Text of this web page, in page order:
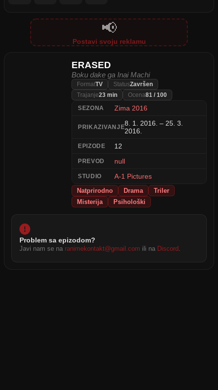
ERASED
Boku dake ga Inai Machi
FormatTV StatusZavršen
Trajanje23 min Ocena81 / 100
SEZONA Zima 2016
PRIKAZIVANJE8. 1. 2016. – 25. 3.
2016.
EPIZODE 12
PREVOD null
STUDIO A-1 Pictures
Natprirodno Drama
Triler
Misterija
Psihološki
Problem sa epizodom?
Javi nam se na ranimekontakt@gmail.com ili na Discord
📢
Postavi svoju reklamu